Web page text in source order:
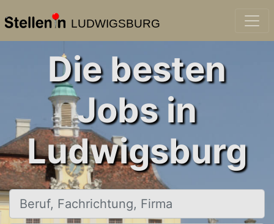
LUDWIGSBURG
Die besten
Jobs in
Ludwigsburg
Beruf, Fachrichtung, Firma